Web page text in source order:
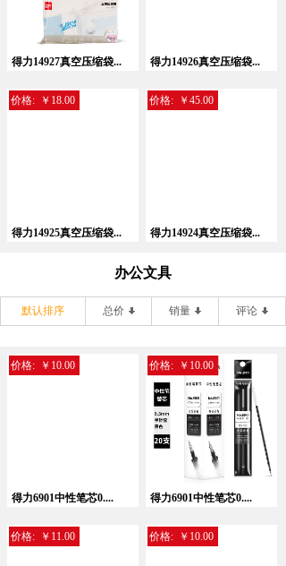
得力14927真空压缩袋... 得力14926真空压缩袋...
得力14925真空压缩袋...
价格: ￥18.00
得力14924真空压缩袋...
价格: ￥45.00
办公文具
默认排序 总价 销量 评论
得力6901中性笔芯0....
价格: ￥10.00
得力6901中性笔芯0....
价格: ￥10.00
价格: ￥11.00 价格: ￥10.00